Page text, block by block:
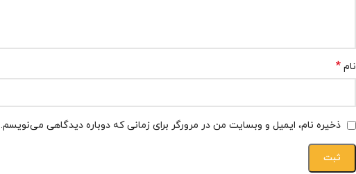
نام *
ذخیره نام، ایمیل و وبسایت من در مرورگر برای زمانی که دوباره دیدگاهی می‌نویسم.